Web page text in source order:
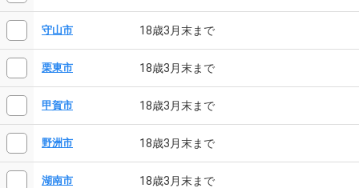
守山市 18歳3月末まで
栗東市 18歳3月末まで
甲賀市 18歳3月末まで
野洲市 18歳3月末まで
湖南市 18歳3月末まで